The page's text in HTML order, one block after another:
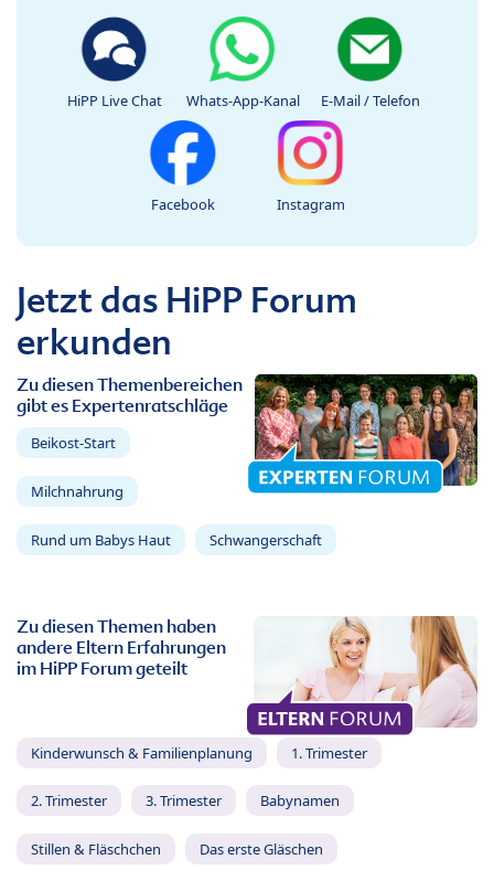
HiPP Live Chat Whats-App-Kanal E-Mail / Telefon
Facebook Instagram
Jetzt das HiPP Forum
erkunden
Zu diesen Themenbereichen
gibt es Expertenratschläge
Beikost-Start
Milchnahrung
Rund um Babys Haut Schwangerschaft
Zu diesen Themen haben
andere Eltern Erfahrungen
im HiPP Forum geteilt
Kinderwunsch & Familienplanung 1. Trimester
2. Trimester 3. Trimester Babynamen
Stillen & Fläschchen Das erste Gläschen